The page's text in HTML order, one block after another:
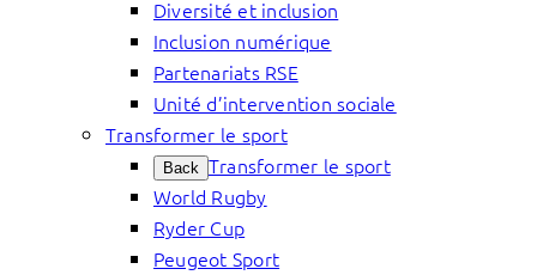
Diversité et inclusion
Inclusion numérique
Partenariats RSE
Unité d’intervention sociale
Transformer le sport
Back Transformer le sport
World Rugby
Ryder Cup
Peugeot Sport